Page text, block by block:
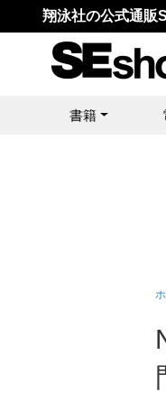
翔泳社の公式通販
書籍